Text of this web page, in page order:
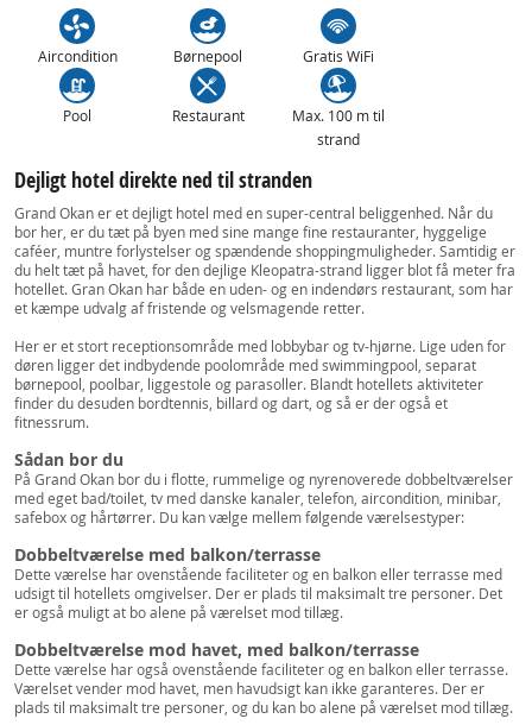
Aircondition Børnepool Gratis WiFi
Pool Restaurant
Max. 100 m til
strand
Dejligt hotel direkte ned til stranden
Grand Okan er et dejligt hotel med en super-central beliggenhed. Når du
bor her, er du tæt på byen med sine mange fine restauranter, hyggelige
caféer, muntre forlystelser og spændende shoppingmuligheder. Samtidig er
du helt tæt på havet, for den dejlige Kleopatra-strand ligger blot få meter fra
hotellet. Gran Okan har både en uden- og en indendørs restaurant, som har
et kæmpe udvalg af fristende og velsmagende retter.
Her er et stort receptionsområde med lobbybar og tv-hjørne. Lige uden for
døren ligger det indbydende poolområde med swimmingpool, separat
børnepool, poolbar, liggestole og parasoller. Blandt hotellets aktiviteter
finder du desuden bordtennis, billard og dart, og så er der også et
fitnessrum.
Sådan bor du
På Grand Okan bor du i flotte, rummelige og nyrenoverede dobbeltværelser
med eget bad/toilet, tv med danske kanaler, telefon, aircondition, minibar,
safebox og hårtørrer. Du kan vælge mellem følgende værelsestyper:
Dobbeltværelse med balkon/terrasse
Dette værelse har ovenstående faciliteter og en balkon eller terrasse med
udsigt til hotellets omgivelser. Der er plads til maksimalt tre personer. Det
er også muligt at bo alene på værelset mod tillæg.
Dobbeltværelse mod havet, med balkon/terrasse
Dette værelse har også ovenstående faciliteter og en balkon eller terrasse.
Værelset vender mod havet, men havudsigt kan ikke garanteres. Der er
plads til maksimalt tre personer, og du kan bo alene på værelset mod tillæg.